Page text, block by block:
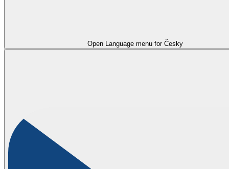
Open Language menu for Česky